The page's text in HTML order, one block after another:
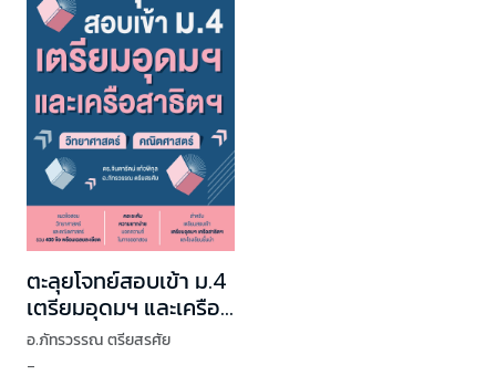
ตะลุยโจทย์สอบเข้า ม.4
เตรียมอุดมฯ และเครือ
สาธิตฯ
(วิทยาศาสตร์+คณิตศ
อ.ภัทรวรรณ ตรียสรศัย
,
-